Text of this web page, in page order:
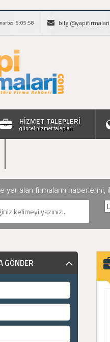
5:05:59
HİZMET TALEPLERİ
güncel hizmet talepleri
yer alan firmaların haberlerini,
GÖNDER